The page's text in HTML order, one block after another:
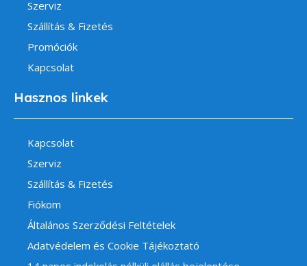
Szerviz
Szállítás & Fizetés
Promóciók
Kapcsolat
Hasznos linkek
Kapcsolat
Szerviz
Szállítás & Fizetés
Fiókom
Általános Szerződési Feltételek
Adatvédelem és Cookie Tájékoztató